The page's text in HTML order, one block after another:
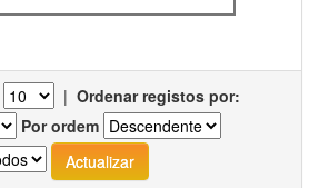
| Ordenar registos por:
Por ordem